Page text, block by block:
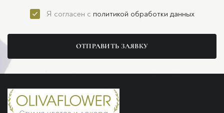
Я согласен с политикой обработки данных
ОТПРАВИТЬ ЗАЯВКУ